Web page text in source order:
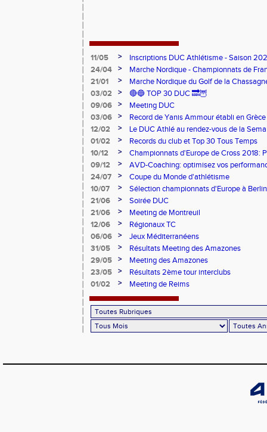
11/05 >
Inscriptions DUC Athlétisme - Saison
24/04
>
Marche Nordique - Championnats de
21/01
>
Marche Nordique du Golf de la
03/02
>
🔴🔵 TOP 30 DUC 🔜🦉
09/06
>
Meeting DUC
03/06
>
Record de Yanis Ammour établi en Grèce
12/02
>
Le DUC Athlé au rendez-vous de la
Paralympique et du dispositif pilote "Jeux
01/02 >
Records du club et Top 30 Tous Temps
10/12
>
Championnats d'Europe de Cross 2018:
Argent
09/12 >
AVD-Coaching: optimisez vos
mentale!
24/07 >
Coupe du Monde d'athlétisme
10/07
>
Sélection championnats d'Europe à Berlin
21/06
>
Soirée DUC
21/06
>
Meeting de Montreuil
12/06
>
Régionaux TC
06/06
>
Jeux Méditerranéens
31/05
>
Résultats Meeting des Amazones
29/05
>
Meeting des Amazones
23/05
>
Résultats 2ème tour interclubs
01/02
> Meeting de Reims